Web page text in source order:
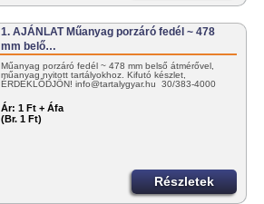
1. AJÁNLAT Műanyag porzáró fedél ~ 478
mm belő…
Műanyag porzáró fedél ~ 478 mm belső átmérővel,
műanyag nyitott tartályokhoz. Kifutó készlet,
ÉRDEKLŐDJÖN! info@tartalygyar.hu 30/383-4000
Ár: 1 Ft + Áfa
(Br. 1 Ft)
Részletek